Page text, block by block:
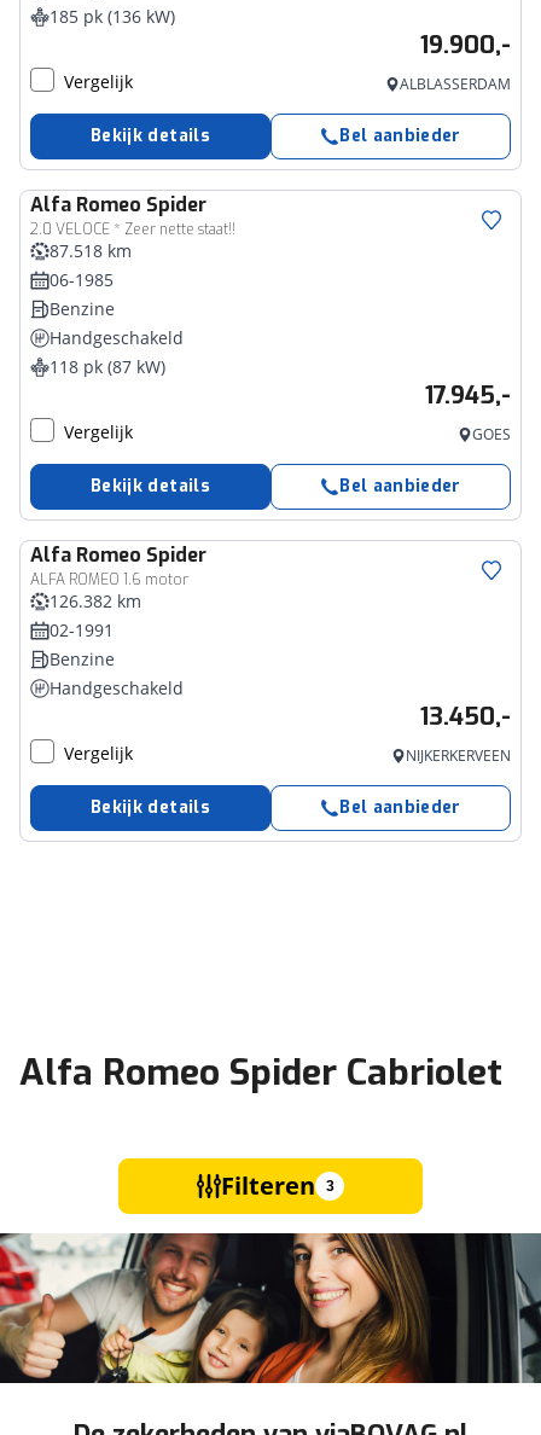
185 pk (136 kW)
19.900,-
Vergelijk ALBLASSERDAM
Bekijk details Bel aanbieder
Alfa Romeo Spider
2.0 VELOCE * Zeer nette staat!!
87.518 km
06-1985
Benzine
Handgeschakeld
118 pk (87 kW)
17.945,-
Vergelijk GOES
Bekijk details Bel aanbieder
Alfa Romeo Spider
ALFA ROMEO 1.6 motor
126.382 km
02-1991
Benzine
Handgeschakeld
13.450,-
Vergelijk NIJKERKERVEEN
Bekijk details Bel aanbieder
Alfa Romeo Spider Cabriolet
Filteren 3